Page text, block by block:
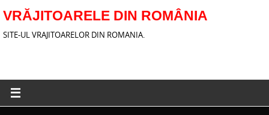
VRĂJITOARELE DIN ROMÂNIA
SITE-UL VRAJITOARELOR DIN ROMANIA.